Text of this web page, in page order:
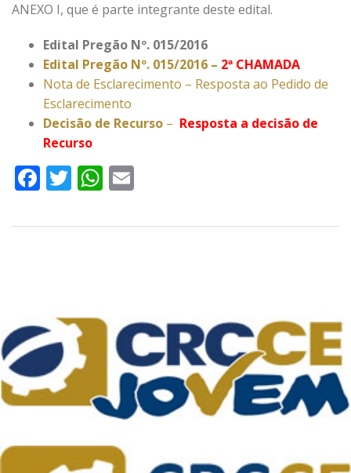
ANEXO I, que é parte integrante deste edital.
Edital Pregão Nº. 015/2016
Edital Pregão Nº. 015/2016 – 2ª CHAMADA
Nota de Esclarecimento – Resposta ao Pedido de
Esclarecimento
Decisão de Recurso – Resposta a decisão de
Recurso
Facebook
TwitterWhatsApp